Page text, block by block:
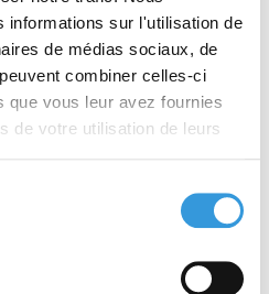
informations sur l'utilisation de
de médias sociaux, de
combiner celles-ci
que vous leur avez fournies
de votre utilisation de leurs
les connaissances
en management et
les stagiaires doivent
cet ouvrage
les dispositions du